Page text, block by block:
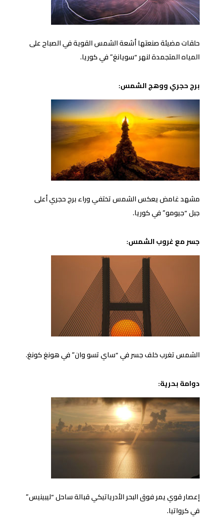
حلقات مضيئة صنعتها أشعة الشمس القوية في الصباح على
المياه المتجمدة لنهر “سويانغ” في كوريا.
برج حجري ووهج الشمس:
مشهد غامض يعكس الشمس تختفي وراء برج حجري أعلى
جبل “جيومو” في كوريا.
جسر مع غروب الشمس:
الشمس تغرب خلف جسر في “ساي تسو وان” في هونغ كونغ.
دوامة بحرية:
إعصار قوي يمر فوق البحر الأدرياتيكي قبالة ساحل “ليبينيس”
في كرواتيا.